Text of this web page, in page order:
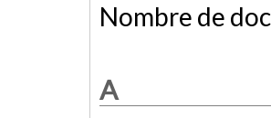
Nombre de
A